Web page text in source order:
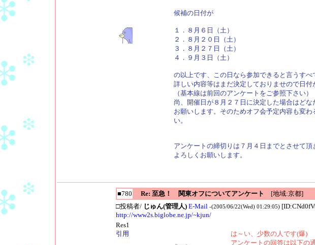
候補の日付が
１．８月６日（土）
２．８月２０日（土）
３．８月２７日（土）
４．９月３日（土）
の以上です、この日なら参加できると言うすべ
詳しい内容等はまだ決定しておりませので日付
（基本線は前回のアンケートをご参照下さい）
尚、開催日が８月２７日に決定した場合はどな
お願いします。そのためオフ会予定内容も変
い。
アンケートの締切りは７月４日までとさせて頂
よろしくお願いします。
■780 Re: 至急！ 関東オフについてアンケート
[地域:京都]
□投稿者/ じゅん(管理人) E-Mail -(2005/06/22(Wed) 01:29:05)
http://www2s.biglobe.ne.jp/~kjun/
Res1
引用
は～い、少数の人です(爆)
アンケートの回答は以下の